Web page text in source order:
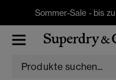
Sommer-Sale - bis